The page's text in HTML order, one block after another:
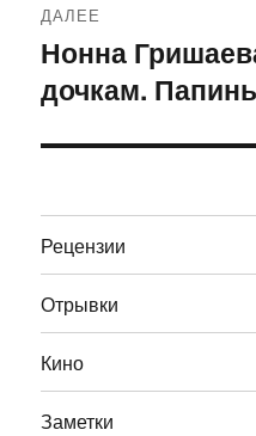
ДАЛЕЕ
Следующая
запись:
Нонна
дочкам.
Рецензии
Отрывки
Кино
Заметки